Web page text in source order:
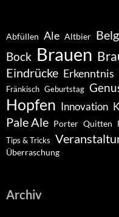
Abfüllen Ale Altbier
Bock Brauen
Eindrücke Erkenntnis
Fränkisch Geburtstag
Hopfen Innovation
Pale Ale Porter Quitten
Tips & Tricks
Überraschung
Archiv